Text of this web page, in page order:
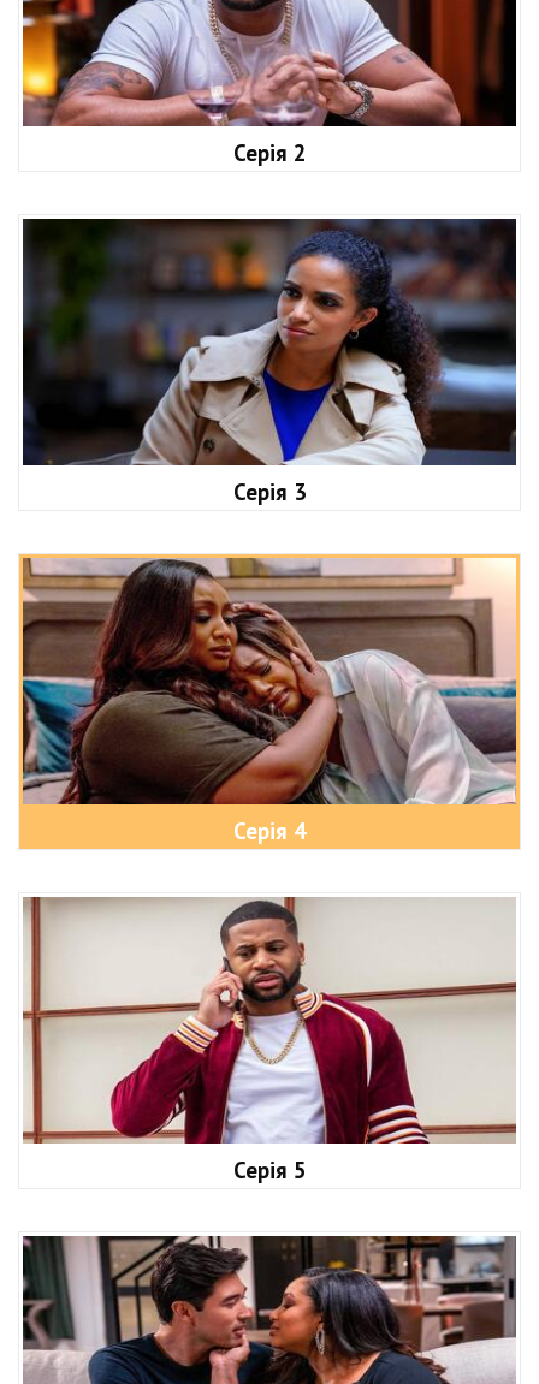
Серія 2
Серія 3
Серія 4
Серія 5